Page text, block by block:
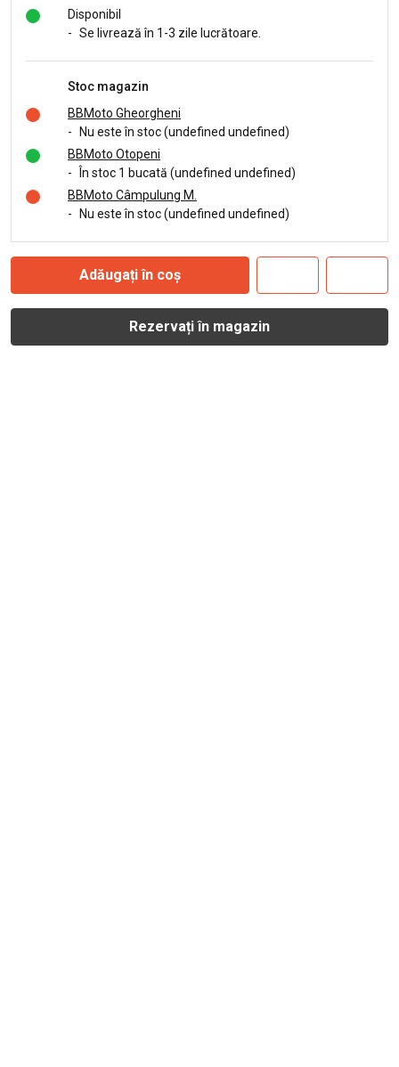
Disponibil
- Se livrează în 1-3 zile lucrătoare.
Stoc magazin
BBMoto Gheorgheni
-
Nu este în stoc (undefined undefined)
BBMoto Otopeni
-
În stoc 1 bucată (undefined undefined)
BBMoto Câmpulung M.
-
Nu este în stoc (undefined undefined)
Adăugați în coș
Rezervați în magazin